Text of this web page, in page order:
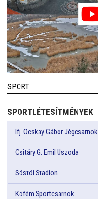
SPORT
SPORTLÉTESÍTMÉNYEK
Ifj. Ocskay Gábor Jégcsarnok
Csitáry G. Emil Uszoda
Sóstói Stadion
Köfém Sportcsarnok